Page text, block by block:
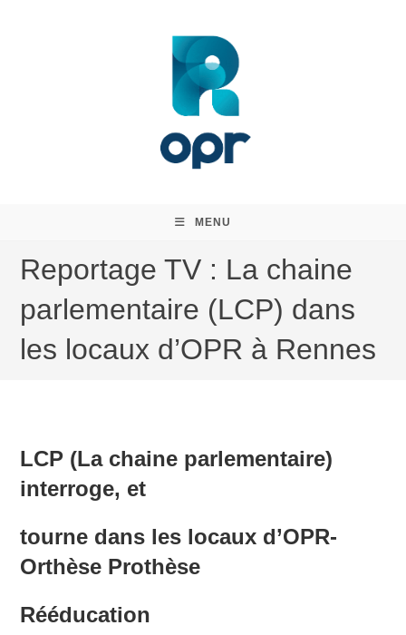
MENU
Reportage TV : La chaine
parlementaire (LCP) dans
les locaux d’OPR à Rennes
LCP (La chaine parlementaire)
interroge, et
tourne dans les locaux d’OPR-
Orthèse Prothèse
Rééducation